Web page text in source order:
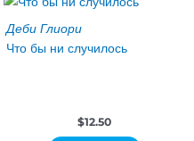
Деби Глиори
Что бы ни случилось
$12.50